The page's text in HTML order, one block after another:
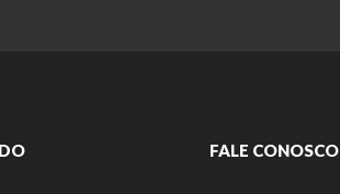
FALE CONOSCO